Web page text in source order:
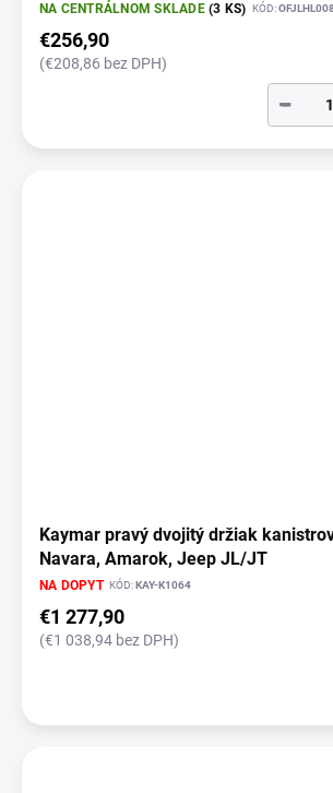
NA CENTRÁLNOM SKLADE(3 KS) KÓD:
€256,90
(€208,86 bez DPH)
−
Kaymar pravý dvojitý držiak
Navara, Amarok, Jeep JL/JT
NA DOPYT KÓD:KAY-K1064
€1 277,90
(€1 038,94 bez DPH)